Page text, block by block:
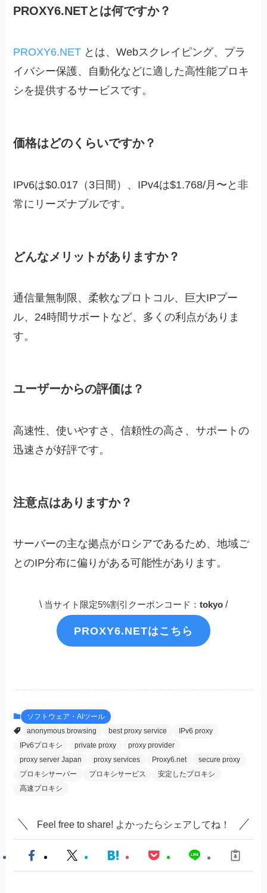
PROXY6.NETとは何ですか？
PROXY6.NET とは、Webスクレイピング、プラ
イバシー保護、自動化などに適した高性能プロキ
シを提供するサービスです。
価格はどのくらいですか？
IPv6は$0.017（3日間）、IPv4は$1.768/月〜と非
常にリーズナブルです。
どんなメリットがありますか？
通信量無制限、柔軟なプロトコル、巨大IPプー
ル、24時間サポートなど、多くの利点がありま
す。
ユーザーからの評価は？
高速性、使いやすさ、信頼性の高さ、サポートの
迅速さが好評です。
注意点はありますか？
サーバーの主な拠点がロシアであるため、地域ご
とのIP分布に偏りがある可能性があります。
\ 当サイト限定5%割引クーポンコード： tokyo /
PROXY6.NETはこちら
ソフトウェア・AIツール
anonymous browsing
best proxy service
IPv6 proxy
IPv6プロキシ
private proxy
proxy provider
proxy server Japan
proxy services Proxy6.net
secure proxy
プロキシサーバー
プロキシサービス
安定したプロキシ
高速プロキシ
Feel free to share! よかったらシェアしてね！